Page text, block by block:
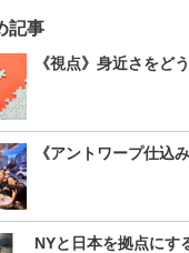
記事
《視点》身近さをど
《アントワープ仕込
NYと日本を拠点に